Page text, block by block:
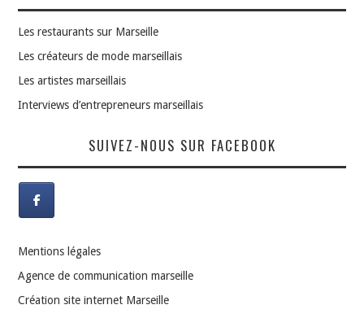
Les restaurants sur Marseille
Les créateurs de mode marseillais
Les artistes marseillais
Interviews d’entrepreneurs marseillais
SUIVEZ-NOUS SUR FACEBOOK
Mentions légales
Agence de communication marseille
Création site internet Marseille